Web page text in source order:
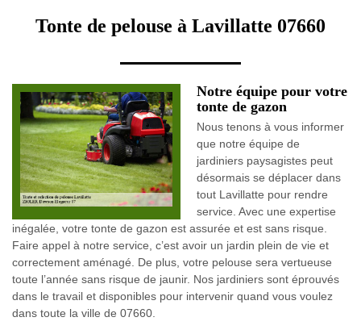
Tonte de pelouse à Lavillatte 07660
Notre équipe pour votre
tonte de gazon
Nous tenons à vous informer
que notre équipe de
jardiniers paysagistes peut
désormais se déplacer dans
tout Lavillatte pour rendre
service. Avec une expertise
inégalée, votre tonte de gazon est assurée et est sans risque.
Faire appel à notre service, c’est avoir un jardin plein de vie et
correctement aménagé. De plus, votre pelouse sera vertueuse
toute l’année sans risque de jaunir. Nos jardiniers sont éprouvés
dans le travail et disponibles pour intervenir quand vous voulez
dans toute la ville de 07660.